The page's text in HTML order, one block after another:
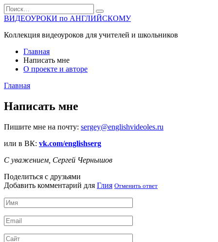
Перейти
к
содержанию
Search
for:
ВИДЕОУРОКИ по АНГЛИЙСКОМУ
Коллекция видеоуроков для учителей и школьников
Главная
Написать мне
О проекте и авторе
Главная
Написать мне
Пишите мне на почту: sergey@englishvideoles.ru
или в ВК: vk.com/englishserg
С уважением, Сергей Чернышов
Поделиться с друзьями
Добавить комментарий для Глия Отменить ответ
Имя
*
Email
*
Сайт